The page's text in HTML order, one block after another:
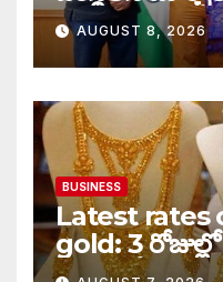
AUGUST 8, 2026
BUSINESS
Latest rates
gold: 3
తులం గోల్డ్…